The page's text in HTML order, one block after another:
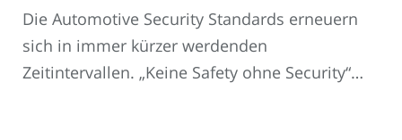
Die Automotive Security Standards erneuern
sich in immer kürzer werdenden
Zeitintervallen. „Keine Safety ohne Security“…